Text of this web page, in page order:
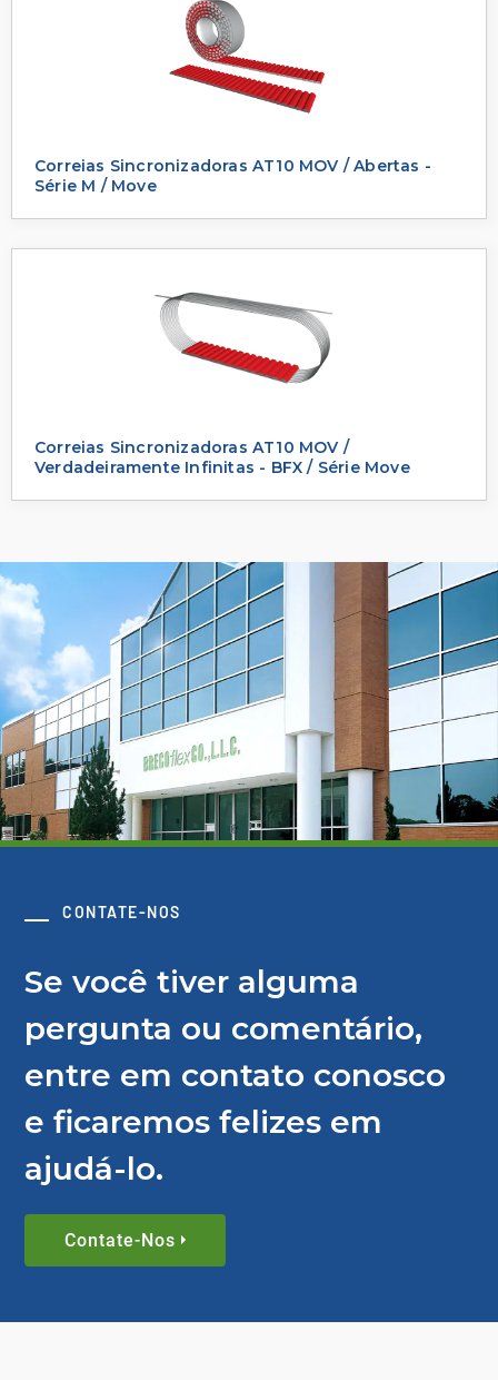
Correias Sincronizadoras AT10 MOV / Abertas -
Série M / Move
Correias Sincronizadoras AT10 MOV /
Verdadeiramente Infinitas - BFX / Série Move
CONTATE-NOS
Se você tiver alguma
pergunta ou comentário,
entre em contato conosco
e ficaremos felizes em
ajudá-lo.
Contate-Nos